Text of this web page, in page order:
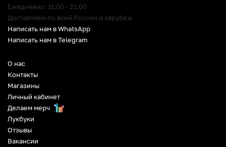
О нас
Контакты
Магазины
Личный кабинет
Делаем мерч
Лукбуки
Отзывы
Вакансии
Ежедневно: 11:00 - 21:00
Доставляем по всей России и зарубеж
Написать нам в WhatsApp
Написать нам в Telegram